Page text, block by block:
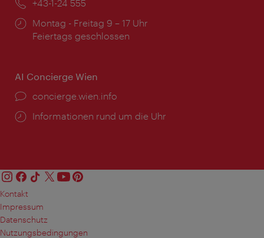
Telefon:
+43-1-24 555
Öffnungszeiten:
Montag - Freitag 9 – 17 Uhr
Feiertags geschlossen
AI Concierge Wien
Ort:
concierge.wien.info
Öffnungszeiten:
Informationen rund um die Uhr
Kontakt
Impressum
Datenschutz
Nutzungsbedingungen